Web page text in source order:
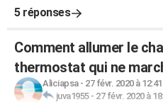
5 réponses
Comment allumer le
thermostat qui ne
Aliciapsa- 27 févr. 2020 à 12:41
juva1955- 27 févr. 2020 à